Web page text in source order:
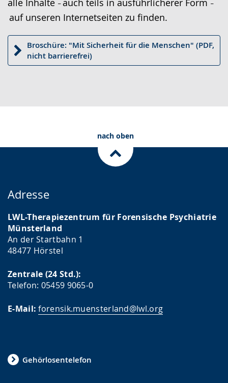
alle Inhalte – auch teils in ausführlicherer Form –
auf unseren Internetseiten zu finden.
Broschüre: "Mit Sicherheit für die Menschen" (PDF,
nicht barrierefrei)
nach oben
Adresse
LWL-Therapiezentrum für Forensische Psychiatrie
Münsterland
An der Startbahn 1
48477 Hörstel
Zentrale (24 Std.):
Telefon: 05459 9065-0
E-Mail: forensik.muensterland@lwl.org
Gehörlosentelefon